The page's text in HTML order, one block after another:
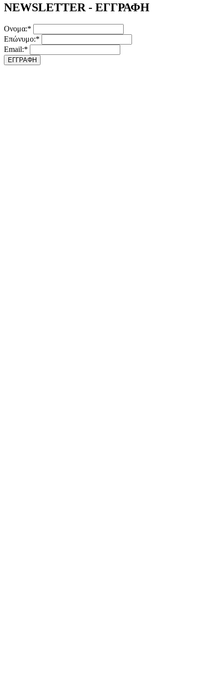
NEWSLETTER - ΕΓΓΡΑΦΗ
Ονομα:*
Επώνυμο:*
Email:*
ΕΓΓΡΑΦΗ